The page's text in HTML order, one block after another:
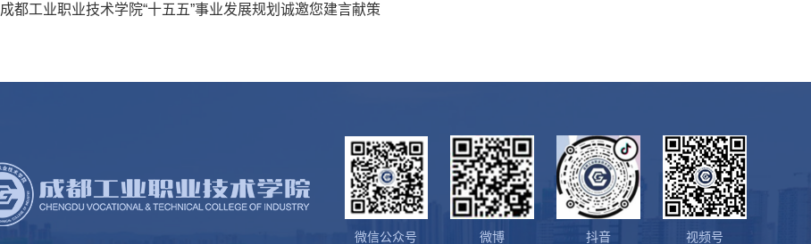
成都工业职业技术学院“十五五”事业发展规划诚邀您建言献策
微信公众号 微博 抖音 视频号